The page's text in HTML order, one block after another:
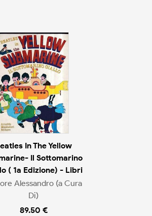
In The Yellow
Il Sottomarino
( 1a Edizione) - Libri
Alessandro (a Cura
Di)
89.50 €